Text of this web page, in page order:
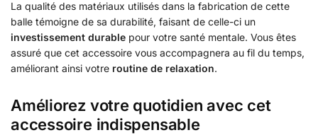
La qualité des matériaux utilisés dans la fabrication de cette
balle témoigne de sa durabilité, faisant de celle-ci un
investissement durable pour votre santé mentale. Vous êtes
assuré que cet accessoire vous accompagnera au fil du temps,
améliorant ainsi votre routine de relaxation.
Améliorez votre quotidien avec cet
accessoire indispensable